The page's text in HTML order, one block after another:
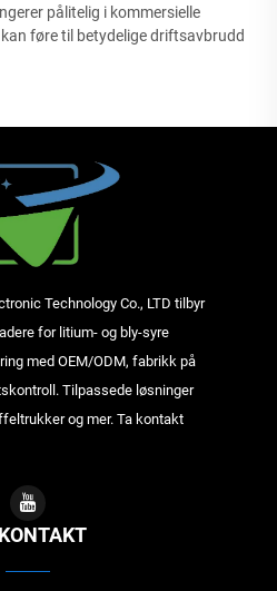
pålitelig i kommersielle
føre til betydelige driftsavbrudd
Technology Co., LTD tilbyr
for litium- og bly-syre
med OEM/ODM, fabrikk på
Tilpassede løsninger
og mer. Ta kontakt